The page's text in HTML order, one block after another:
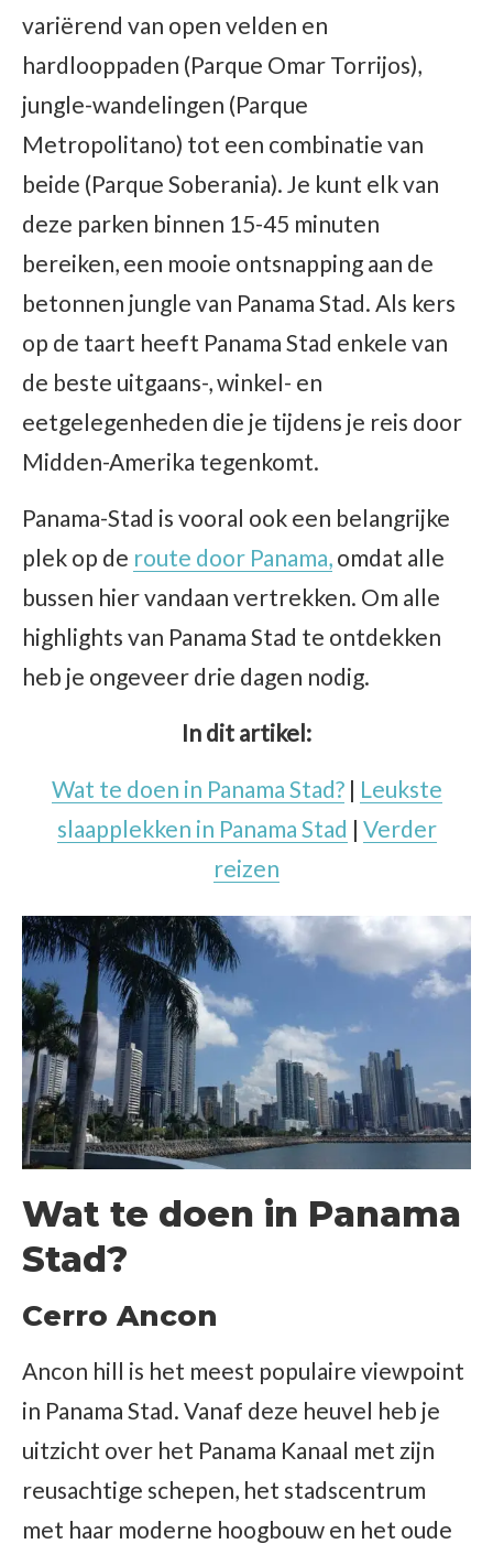
variërend van open velden en
hardlooppaden (Parque Omar Torrijos),
jungle-wandelingen (Parque
Metropolitano) tot een combinatie van
beide (Parque Soberania). Je kunt elk van
deze parken binnen 15-45 minuten
bereiken, een mooie ontsnapping aan de
betonnen jungle van Panama Stad. Als kers
op de taart heeft Panama Stad enkele van
de beste uitgaans-, winkel- en
eetgelegenheden die je tijdens je reis door
Midden-Amerika tegenkomt.
Panama-Stad is vooral ook een belangrijke
plek op de route door Panama, omdat alle
bussen hier vandaan vertrekken. Om alle
highlights van Panama Stad te ontdekken
heb je ongeveer drie dagen nodig.
In dit artikel:
Wat te doen in Panama Stad?| Leukste
slaapplekken in Panama Stad | Verder
reizen
Wat te doen in Panama
Stad?
Cerro Ancon
Ancon hill is het meest populaire viewpoint
in Panama Stad. Vanaf deze heuvel heb je
uitzicht over het Panama Kanaal met zijn
reusachtige schepen, het stadscentrum
met haar moderne hoogbouw en het oude